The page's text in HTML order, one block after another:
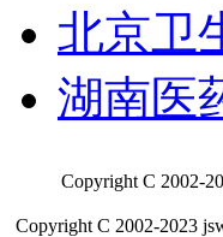
北京卫
湖南医
Copyright C 2002-
Copyright C 2002-2023